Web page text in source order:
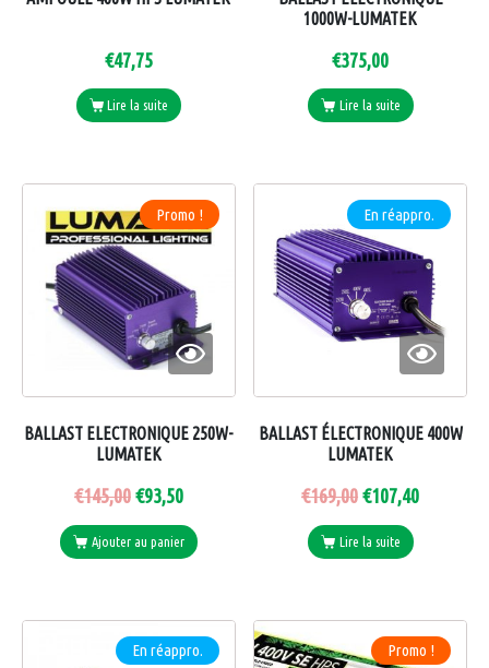
€47,75
Lire la suite
1000W-LUMATEK
€375,00
Lire la suite
Promo !
BALLAST ELECTRONIQUE 250W-
LUMATEK
€145,00€93,50
Ajouter au panier
En réappro.
BALLAST ÉLECTRONIQUE 400W
LUMATEK
€169,00€107,40
Lire la suite
En réappro. Promo !